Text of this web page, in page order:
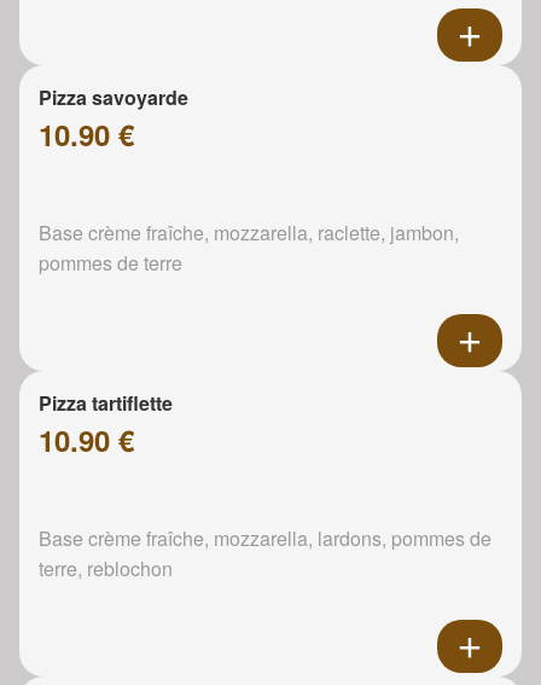
Pizza savoyarde
10.90 €
Base crème fraîche, mozzarella, raclette, jambon,
pommes de terre
Pizza tartiflette
10.90 €
Base crème fraîche, mozzarella, lardons, pommes de
terre, reblochon